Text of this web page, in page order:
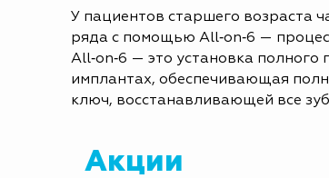
У пациентов старшего возраста
ряда с помощью All‑on‑6 —
All‑on‑6 — это установка
имплантах, обеспечивающая
ключ, восстанавливающей все
Акции